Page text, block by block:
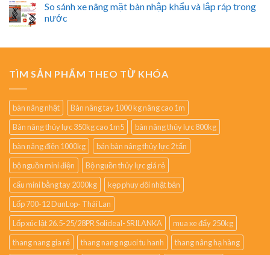
So sánh xe nâng mặt bàn nhập khẩu và lắp ráp trong
nước
TÌM SẢN PHẨM THEO TỪ KHÓA
bàn nâng nhật
Bàn nâng tay 1000 kg nâng cao 1m
Bàn nâng thủy lực 350kg cao 1m5
bàn nâng thủy lực 800kg
bàn nâng điện 1000kg
bán bàn nâng thủy lực 2 tấn
bộ nguồn mini điện
Bộ nguồn thủy lực giá rẻ
cẩu mini bằng tay 2000kg
kẹp phuy đôi nhật bản
Lốp 700-12 DunLop- Thái Lan
Lốp xúc lật 26.5-25/28PR Solideal- SRILANKA
mua xe đẩy 250kg
thang nang gia rẻ
thang nang nguoi tu hanh
thang nâng hạ hàng